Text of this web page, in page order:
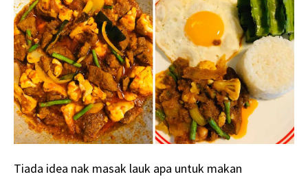
Tiada idea nak masak lauk apa untuk makan